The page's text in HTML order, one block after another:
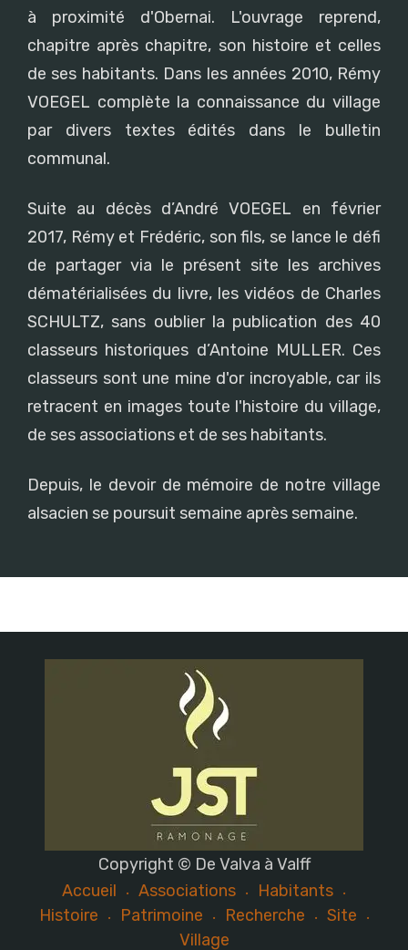
à proximité d'Obernai. L'ouvrage reprend,
chapitre après chapitre, son histoire et celles
de ses habitants. Dans les années 2010, Rémy
VOEGEL complète la connaissance du village
par divers textes édités dans le bulletin
communal.
Suite au décès d’André VOEGEL en février
2017, Rémy et Frédéric, son fils, se lance le défi
de partager via le présent site les archives
dématérialisées du livre, les vidéos de Charles
SCHULTZ, sans oublier la publication des 40
classeurs historiques d’Antoine MULLER. Ces
classeurs sont une mine d'or incroyable, car ils
retracent en images toute l'histoire du village,
de ses associations et de ses habitants.
Depuis, le devoir de mémoire de notre village
alsacien se poursuit semaine après semaine.
Copyright © De Valva à Valff
Accueil
Associations
Habitants
Histoire
Patrimoine Recherche
Site
Village